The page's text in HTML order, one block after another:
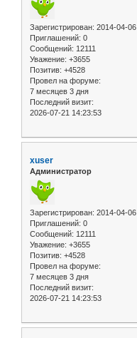
Зарегистрирован: 2014-04-06
Приглашений: 0
Сообщений: 12111
Уважение: +3655
Позитив: +4528
Провел на форуме:
7 месяцев 3 дня
Последний визит:
2026-07-21 14:23:53
xuser
Администратор
Зарегистрирован: 2014-04-06
Приглашений: 0
Сообщений: 12111
Уважение: +3655
Позитив: +4528
Провел на форуме:
7 месяцев 3 дня
Последний визит:
2026-07-21 14:23:53